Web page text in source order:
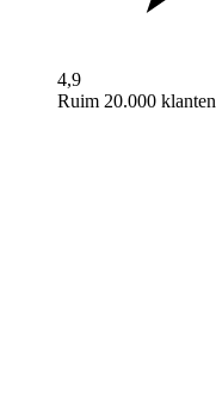
4,9
Ruim 20.000 klanten